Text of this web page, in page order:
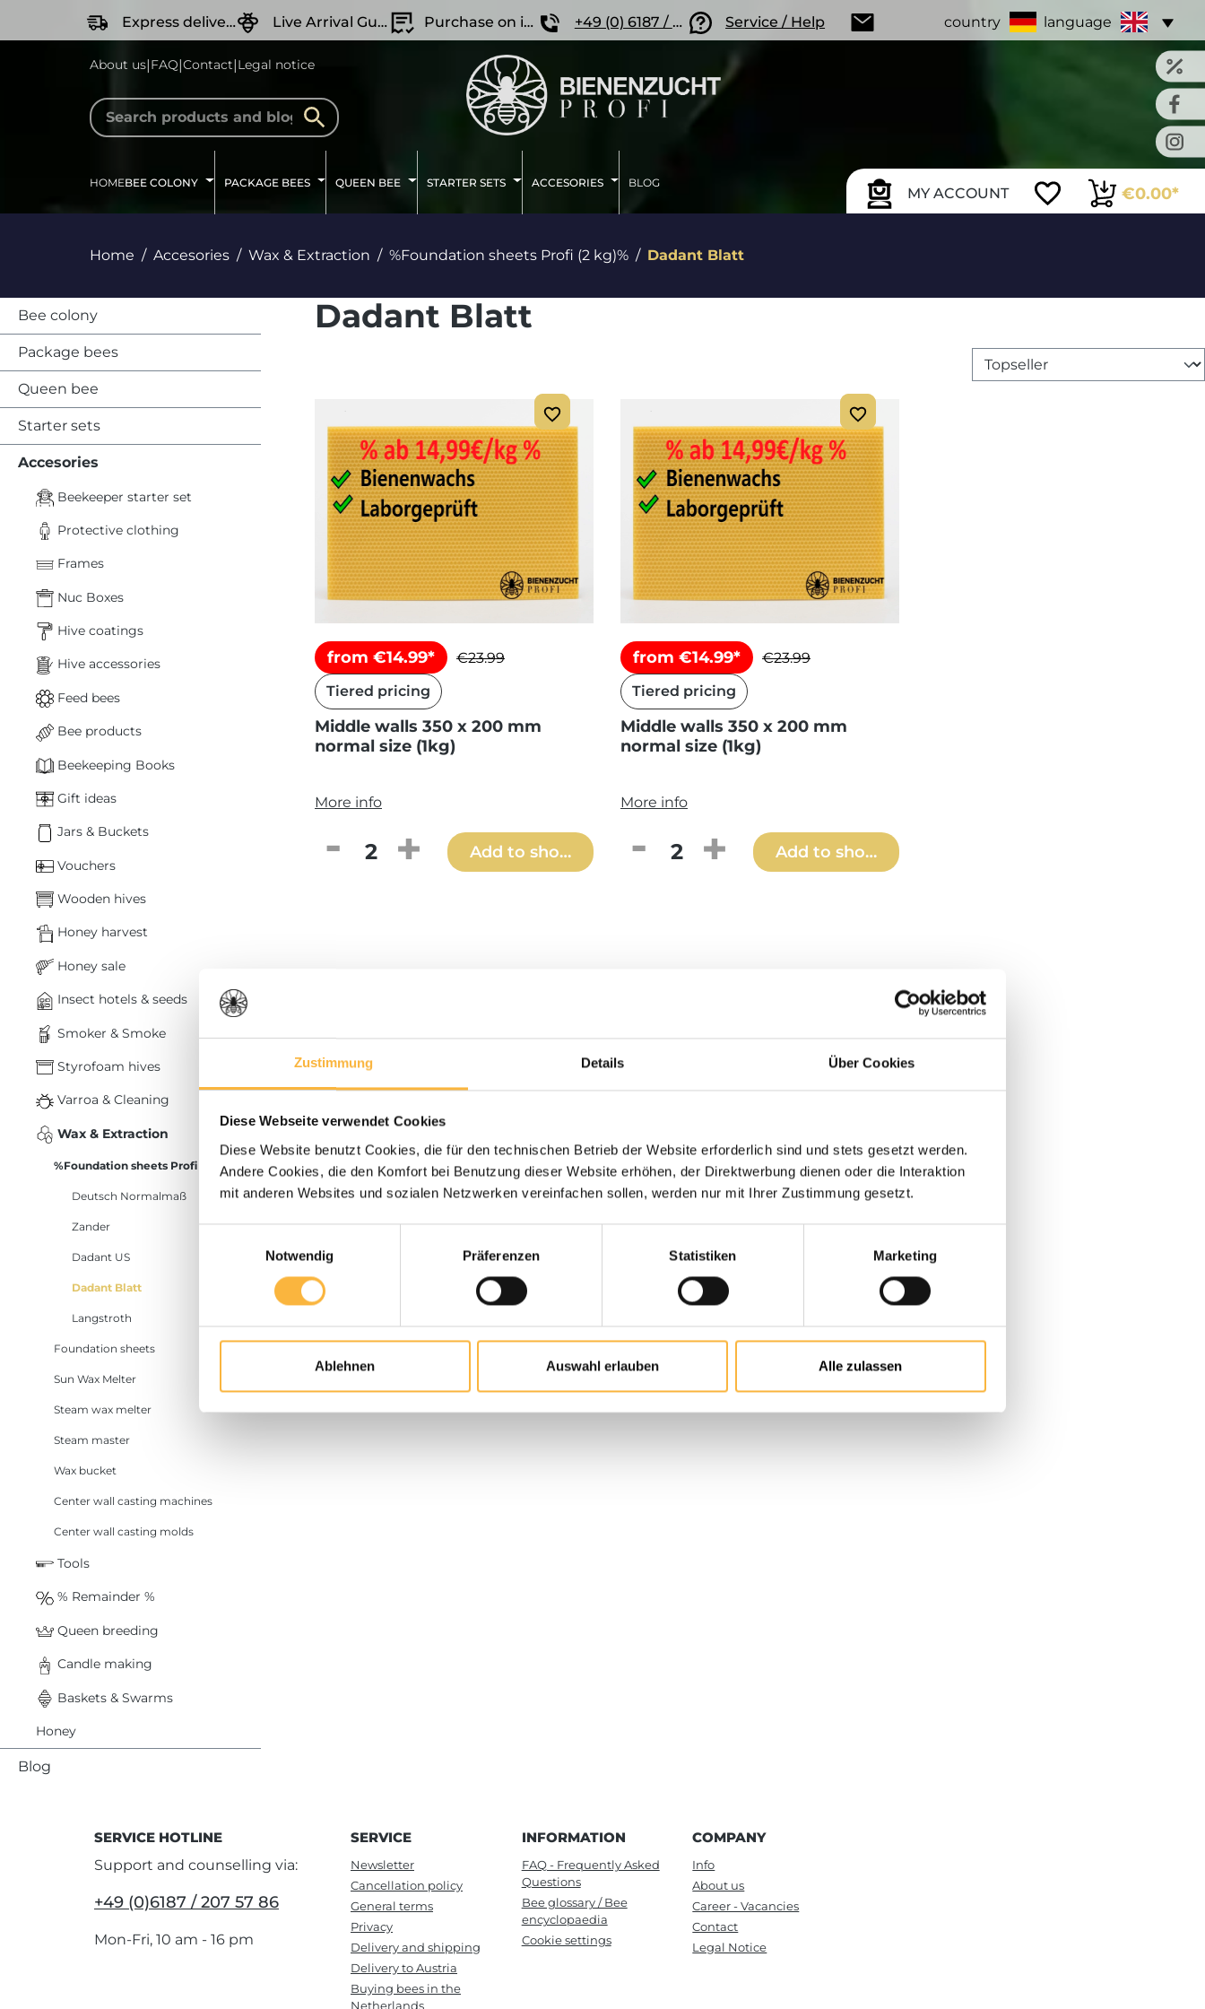
Zustimmung Details Über Cookies
Diese Webseite verwendet Cookies
Diese Website benutzt Cookies, die für den technischen Betrieb der Website erforderlich sind und stets gesetzt werden.
Andere Cookies, die den Komfort bei Benutzung dieser Website erhöhen, der Direktwerbung dienen oder die Interaktion
mit anderen Websites und sozialen Netzwerken vereinfachen sollen, werden nur mit Ihrer Zustimmung gesetzt.
Notwendig
Präferenzen Statistiken Marketing
Ablehnen Auswahl erlauben Alle zulassen
Skip to main navigation
Express delivery Live Arrival Guarantee Purchase on invoice +49 (0) 6187 / 207 57 86 Service / Help country language
About us|FAQ|Contact|Legal notice
MY ACCOUNT €0.00*
HOMEBEE COLONY PACKAGE BEES QUEEN BEE STARTER SETS ACCESORIES BLOG
Home Accesories Wax & Extraction %Foundation sheets Profi (2 kg)% Dadant Blatt
Bee colony
Package bees
Queen bee
Starter sets
Accesories
Beekeeper starter set
Protective clothing
Frames
Nuc Boxes
Hive coatings
Hive accessories
Feed bees
Bee products
Beekeeping Books
Gift ideas
Jars & Buckets
Vouchers
Wooden hives
Honey harvest
Honey sale
Insect hotels & seeds
Smoker & Smoke
Styrofoam hives
Varroa & Cleaning
Wax & Extraction
%Foundation sheets Profi (2 kg)%
Deutsch Normalmaß
Zander
Dadant US
Dadant Blatt
Langstroth
Foundation sheets
Sun Wax Melter
Steam wax melter
Steam master
Wax bucket
Center wall casting machines
Center wall casting molds
Tools
% Remainder %
Queen breeding
Candle making
Baskets & Swarms
Honey
Blog
Dadant Blatt
from €14.99*
€23.99
Tiered pricing
Middle walls 350 x 200 mm
normal size (1kg)
More info
Product Quantity: Enter the desired amount or use the buttons to increase or
Add to shopping cart
from €14.99*
€23.99
Tiered pricing
Middle walls 350 x 200 mm
normal size (1kg)
More info
Product Quantity: Enter the desired amount or use
Add to shopping cart
SERVICE HOTLINE
Support and counselling via:
+49 (0)6187 / 207 57 86
Mon-Fri, 10 am - 16 pm
SERVICE
Newsletter
Cancellation policy
General terms
Privacy
Delivery and shipping
Delivery to Austria
Buying bees in the
Netherlands
INFORMATION
FAQ - Frequently Asked
Questions
Bee glossary / Bee
encyclopaedia
Cookie settings
COMPANY
Info
About us
Career - Vacancies
Contact
Legal Notice